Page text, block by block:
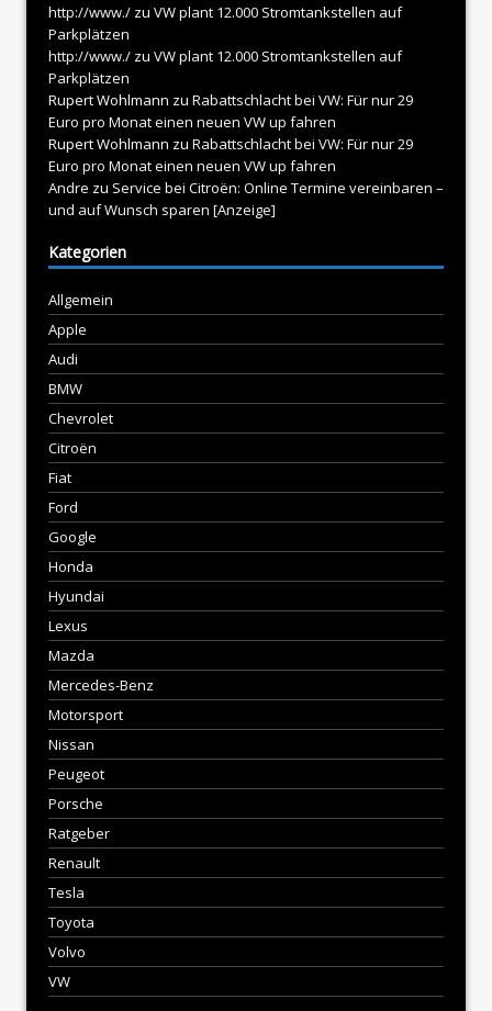
http://www./ zu VW plant 12.000 Stromtankstellen auf
Parkplätzen
http://www./ zu VW plant 12.000 Stromtankstellen auf
Parkplätzen
Rupert Wohlmann zu Rabattschlacht bei VW: Für nur 29
Euro pro Monat einen neuen VW up fahren
Rupert Wohlmann zu Rabattschlacht bei VW: Für nur 29
Euro pro Monat einen neuen VW up fahren
Andre zu Service bei Citroën: Online Termine vereinbaren –
und auf Wunsch sparen [Anzeige]
Kategorien
Allgemein
Apple
Audi
BMW
Chevrolet
Citroën
Fiat
Ford
Google
Honda
Hyundai
Lexus
Mazda
Mercedes-Benz
Motorsport
Nissan
Peugeot
Porsche
Ratgeber
Renault
Tesla
Toyota
Volvo
VW